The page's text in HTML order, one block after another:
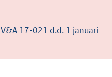
V&A 17-021 d.d. 1 januari